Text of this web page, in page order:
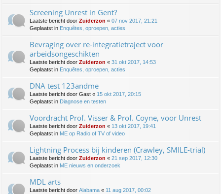
Screening Unrest in Gent?
Laatste bericht door Zuiderzon « 07 nov 2017, 21:21
Geplaatst in Enquêtes, oproepen, acties
Bevraging over re-integratietraject voor
arbeidsongeschikten
Laatste bericht door Zuiderzon « 31 okt 2017, 14:53
Geplaatst in Enquêtes, oproepen, acties
DNA test 123andme
Laatste bericht door Gast « 15 okt 2017, 20:15
Geplaatst in Diagnose en testen
Voordracht Prof. Visser & Prof. Coyne, voor Unrest
Laatste bericht door Zuiderzon « 13 okt 2017, 19:41
Geplaatst in ME op Radio of TV of video
Lightning Process bij kinderen (Crawley, SMILE-trial)
Laatste bericht door Zuiderzon « 21 sep 2017, 12:30
Geplaatst in ME nieuws en onderzoek
MDL arts
Laatste bericht door Alabama « 11 aug 2017, 00:02